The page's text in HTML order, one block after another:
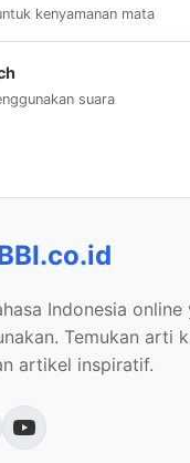
kenyamanan mata
suara
Indonesia
Temukan arti
artikel inspiratif.